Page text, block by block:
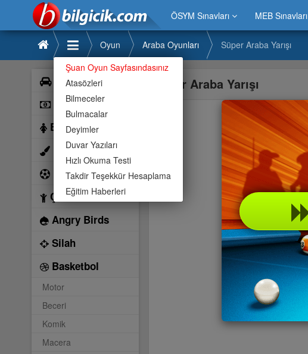
ÖSYM Sınavları MEB Sınavları
Şuan Oyun Sayfasındasınız
Atasözleri
Bilmeceler
Bulmacalar
Deyimler
Duvar Yazıları
Hızlı Okuma Testi
Takdir Teşekkür Hesaplama
Eğitim Haberleri
Oyun Araba Oyunları Süper Araba Yarışı
Araba
Bilardo
Barbie
Boyama
Futbol
Çocuk
Angry Birds
Silah
Basketbol
Motor
Beceri
Komik
Macera
Süper Araba Yarışı